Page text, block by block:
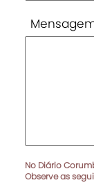
No Diário
Observe as